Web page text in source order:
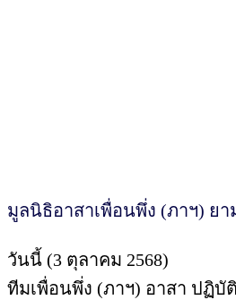
มูลนิธิอาสาเพื่อนพึ่ง (ภาฯ) ย
วันนี้ (3 ตุลาคม 2568)
ทีมเพื่อนพึ่ง (ภาฯ) อาสา ปฏิ